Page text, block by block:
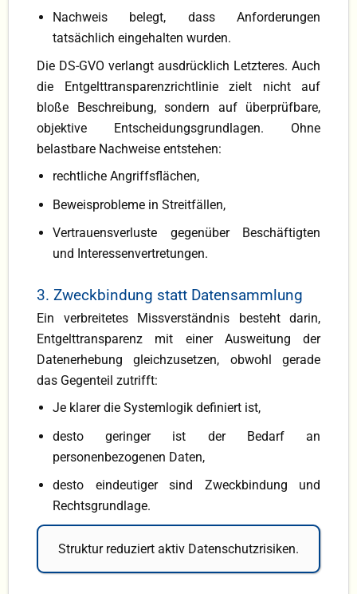
Nachweis belegt, dass Anforderungen
tatsächlich eingehalten wurden.
Die DS-GVO verlangt ausdrücklich Letzteres. Auch
die Entgelttransparenzrichtlinie zielt nicht auf
bloße Beschreibung, sondern auf überprüfbare,
objektive Entscheidungsgrundlagen. Ohne
belastbare Nachweise entstehen:
rechtliche Angriffsflächen,
Beweisprobleme in Streitfällen,
Vertrauensverluste gegenüber Beschäftigten
und Interessenvertretungen.
3. Zweckbindung statt Datensammlung
Ein verbreitetes Missverständnis besteht darin,
Entgelttransparenz mit einer Ausweitung der
Datenerhebung gleichzusetzen, obwohl gerade
das Gegenteil zutrifft:
Je klarer die Systemlogik definiert ist,
desto geringer ist der Bedarf an
personenbezogenen Daten,
desto eindeutiger sind Zweckbindung und
Rechtsgrundlage.
Struktur reduziert aktiv Datenschutzrisiken.